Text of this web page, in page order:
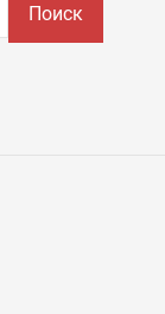
Поиск